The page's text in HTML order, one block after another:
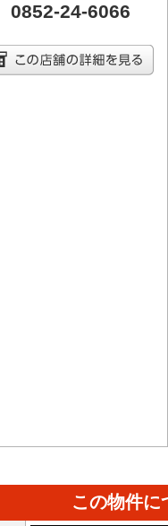
0852-24-6066